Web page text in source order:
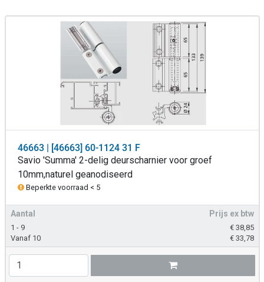
46663 | [46663] 60-1124 31 F
Savio 'Summa' 2-delig deurscharnier voor groef
10mm,naturel geanodiseerd
Beperkte voorraad < 5
Aantal Prijs ex btw
1 - 9 € 38,85
Vanaf 10
€ 33,78